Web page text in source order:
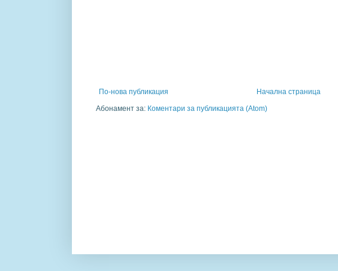
По-нова публикация
Начална страница
Абонамент за: Коментари за публикацията (Atom)